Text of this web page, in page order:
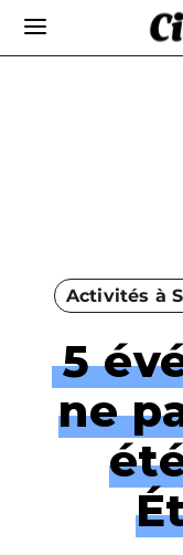
Activités à
5
ne